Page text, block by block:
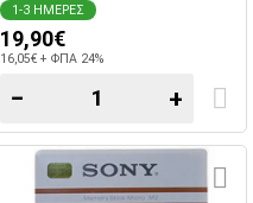
1-3 ΗΜΕΡΕΣ
19,90€
16,05€ + ΦΠΑ 24%
− +